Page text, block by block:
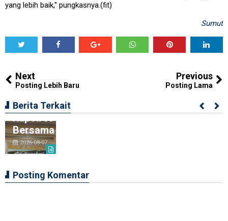
yang lebih baik," pungkasnya.(fit)
Sumut
Next
Posting Lebih Baru
Previous
Posting Lama
Berita Terkait
Kapolres Binjai Rajut Kebersamaan
Bersama Komunitas Ojek Online Kota Binjai
2026-08-07
Posting Komentar